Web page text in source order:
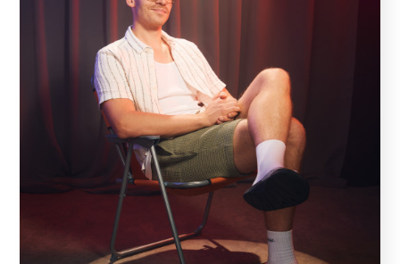
gespielt wurde, bietet nicht nur die klassische
Doppelconférence – mit Steinhauer als „Gscheitem“
und Marecek als „Blödem“, sondern auch Solostücke
der beiden Schauspiel-Legenden. Das Comeback
wird von langjähriger Bühnenerfahrung, pointiertem
Humor und einer tiefen Wertschätzung für die Wiener
Kabarett-Tradition getragen. Die Zuschauer erwartet
ein Abend, der zum Lachen bringt, aber auch zum
Nachdenken anregt – ein Ereignis, das man nicht
verpassen sollte.